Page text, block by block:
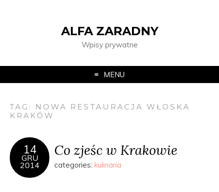
ALFA ZARADNY
Wpisy prywatne
MENU
TAG: NOWA RESTAURACJA WŁOSKA
KRAKÓW
14
GRU
2014
Co zjeśc w Krakowie
categories: kulinaria